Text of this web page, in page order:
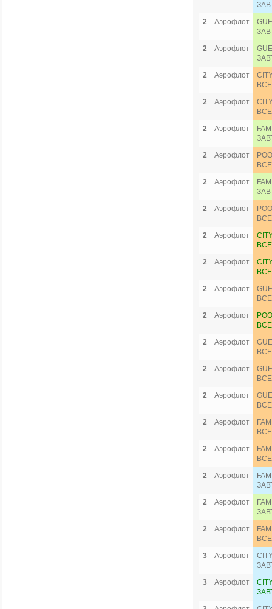
2
Аэрофлот
2
Аэрофлот
2
Аэрофлот
2
Аэрофлот
2
Аэрофлот
2
Аэрофлот
2
Аэрофлот
2
Аэрофлот
2
Аэрофлот
2
Аэрофлот
2
Аэрофлот
2
Аэрофлот
2
Аэрофлот
2
Аэрофлот
2
Аэрофлот
2
Аэрофлот
2
Аэрофлот
2
Аэрофлот
2
Аэрофлот
2
Аэрофлот
3
Аэрофлот
3
Аэрофлот